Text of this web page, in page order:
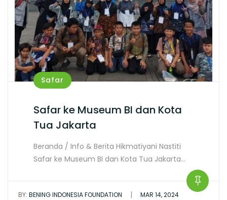
Safar
Safar ke Museum BI dan Kota
Tua Jakarta
Beranda / Info & Berita Hikmatiyani Nastiti
Safar ke Museum BI dan Kota Tua Jakarta…
BY: BENING INDONESIA FOUNDATION | MAR 14, 2024